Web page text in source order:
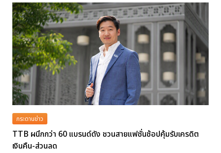
กระดานข่าว
TTB ผนึกกว่า 60 แบรนด์ดัง ชวนสายแฟชั่นช้อปคุ้มรับเครดิต
เงินคืน-ส่วนลด